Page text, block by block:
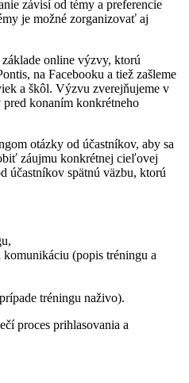
závisí od témy a preferencie
je možné zorganizovať aj
online výzvy, ktorú
na Facebooku a tiež zašleme
a škôl. Výzvu zverejňujeme v
konaním konkrétneho
otázky od účastníkov, aby sa
záujmu konkrétnej cieľovej
účastníkov spätnú väzbu, ktorú
(popis tréningu a
tréningu naživo).
proces prihlasovania a